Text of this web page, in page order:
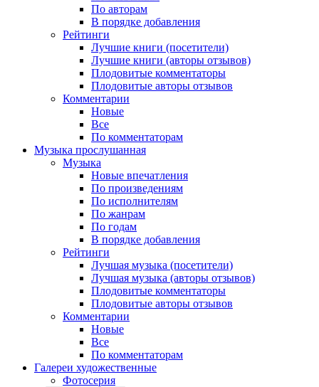
По авторам
В порядке добавления
Рейтинги
Лучшие книги (посетители)
Лучшие книги (авторы отзывов)
Плодовитые комментаторы
Плодовитые авторы отзывов
Комментарии
Новые
Все
По комментаторам
Музыка прослушанная
Музыка
Новые впечатления
По произведениям
По исполнителям
По жанрам
По годам
В порядке добавления
Рейтинги
Лучшая музыка (посетители)
Лучшая музыка (авторы отзывов)
Плодовитые комментаторы
Плодовитые авторы отзывов
Комментарии
Новые
Все
По комментаторам
Галереи художественные
Фотосерия